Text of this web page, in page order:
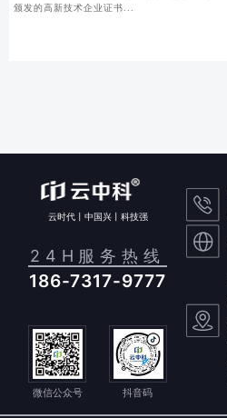
颁发的高新技术企业证书...
云时代丨中国兴丨科技强
24H服务热线
186-7317-9777
微信公众号 抖音码